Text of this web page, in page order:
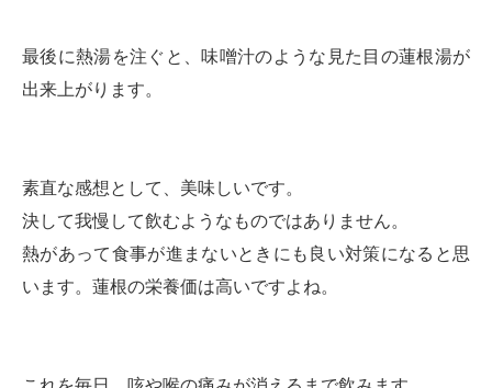
最後に熱湯を注ぐと、味噌汁のような見た目の蓮根湯が
出来上がります。
素直な感想として、美味しいです。
決して我慢して飲むようなものではありません。
熱があって食事が進まないときにも良い対策になると思
います。蓮根の栄養価は高いですよね。